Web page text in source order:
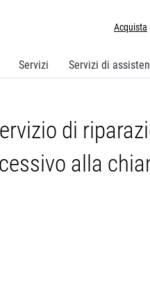
Servizi Servizi di
Acquista
di
alla